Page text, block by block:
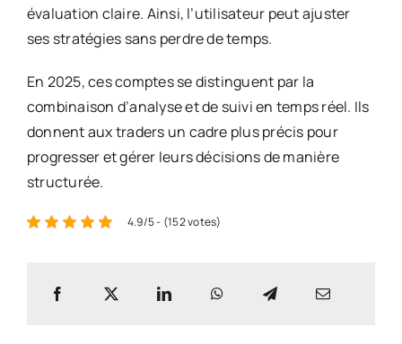
évaluation claire. Ainsi, l’utilisateur peut ajuster
ses stratégies sans perdre de temps.
En 2025, ces comptes se distinguent par la
combinaison d’analyse et de suivi en temps réel. Ils
donnent aux traders un cadre plus précis pour
progresser et gérer leurs décisions de manière
structurée.
4.9/5 - (152 votes)